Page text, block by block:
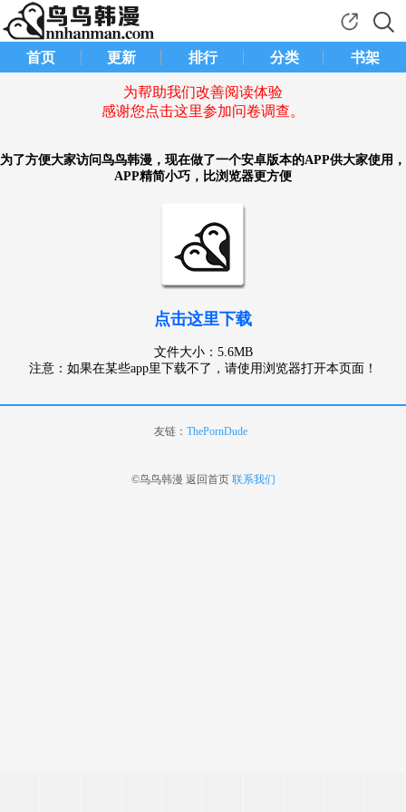
首页 更新 排行 分类 书架
为帮助我们改善阅读体验
感谢您点击这里参加问卷调查。
为了方便大家访问鸟鸟韩漫，现在做了一个安卓版本的APP供大家使用，
APP精简小巧，比浏览器更方便
点击这里下载
文件大小：5.6MB
注意：如果在某些app里下载不了，请使用浏览器打开本页面！
友链： ThePornDude
©鸟鸟韩漫 返回首页 联系我们